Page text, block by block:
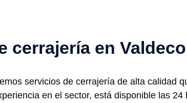
cerrajería en
servicios de cerrajería de alta calidad
en el sector, está disponible las